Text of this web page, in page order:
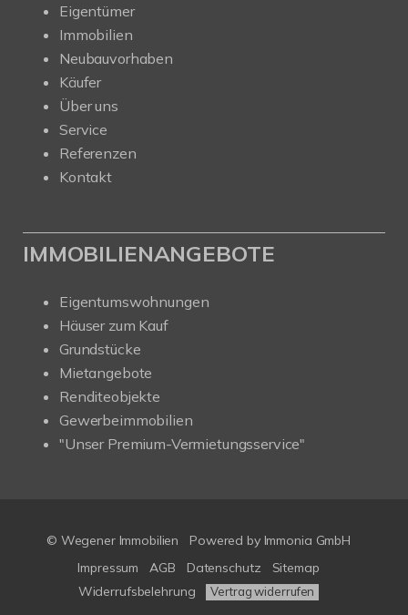
Eigentümer
Immobilien
Neubauvorhaben
Käufer
Über uns
Service
Referenzen
Kontakt
IMMOBILIENANGEBOTE
Eigentumswohnungen
Häuser zum Kauf
Grundstücke
Mietangebote
Renditeobjekte
Gewerbeimmobilien
"Unser Premium-Vermietungsservice"
© Wegener Immobilien Powered by Immonia GmbH
Impressum
AGB Datenschutz
Sitemap
Widerrufsbelehrung
Vertrag widerrufen